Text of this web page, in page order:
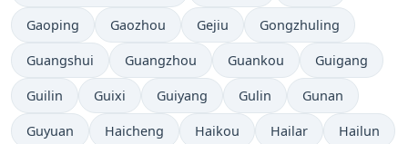
Gaoping Gaozhou Gejiu Gongzhuling
Guangshui Guangzhou Guankou Guigang
Guilin Guixi Guiyang Gulin Gunan
Guyuan Haicheng Haikou Hailar Hailun